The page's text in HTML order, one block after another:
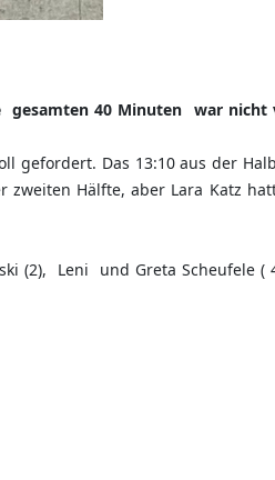
gesamten 40 Minuten war nicht
gefordert. Das 13:10 aus der
Hälfte, aber Lara Katz
(2), Leni und Greta Scheufele (